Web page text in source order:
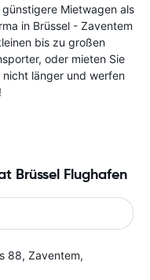
Mietwagen als
in Brüssel - Zaventem
bis zu großen
oder mieten Sie
nicht länger und werfen
Brüssel Flughafen
88, Zaventem,